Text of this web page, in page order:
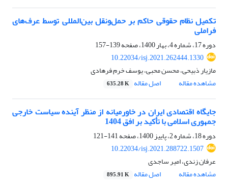
تکمیل نظام حقوقی حاکم بر حمل‌ونقل بین‌المللی توسط عرف‌های
فراملی
دوره 17، شماره 4، بهار 1400، صفحه
139-157
10.22034/isj.2021.262444.1330
مازیار ذبیحی، محسن محبی، یوسف خرم فرهادی
مشاهده مقاله
اصل مقاله 635.28 K
جایگاه اقتصادی ایران در خاورمیانه از منظر آینده سیاست خارجی
جمهوری اسلامی با تأکید بر افق 1404
دوره 18، شماره 2، پاییز 1400، صفحه
141-121
10.22034/isj.2021.288722.1507
عرفان زندی، امیر ساجدی
مشاهده مقاله
اصل مقاله 895.91 K